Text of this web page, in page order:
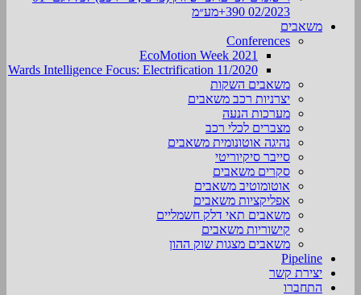
02/2023 390+מע״מ
משאבים
Conferences
EcoMotion Week 2021
Wards Intelligence Focus: Electrification 11/2020
משאבים השקות
יצרניות רכב משאבים
מערכות הנעה
מצברים לכלי רכב
נהיגה אוטונומית משאבים
סייבר סיקיוריטי
סקרים משאבים
אוטומוטיב משאבים
אפליקציות משאבים
משאבים תאי דלק חשמליים
קישוריות משאבים
משאבים מצגות שוק ההון
Pipeline
יצירת קשר
התחברו